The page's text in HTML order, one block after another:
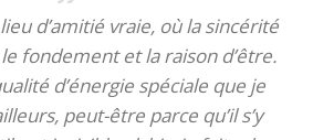
d’amitié vraie, où la sincérité
fondement et la raison d’être.
d’énergie spéciale que je
peut-être parce qu’il s’y